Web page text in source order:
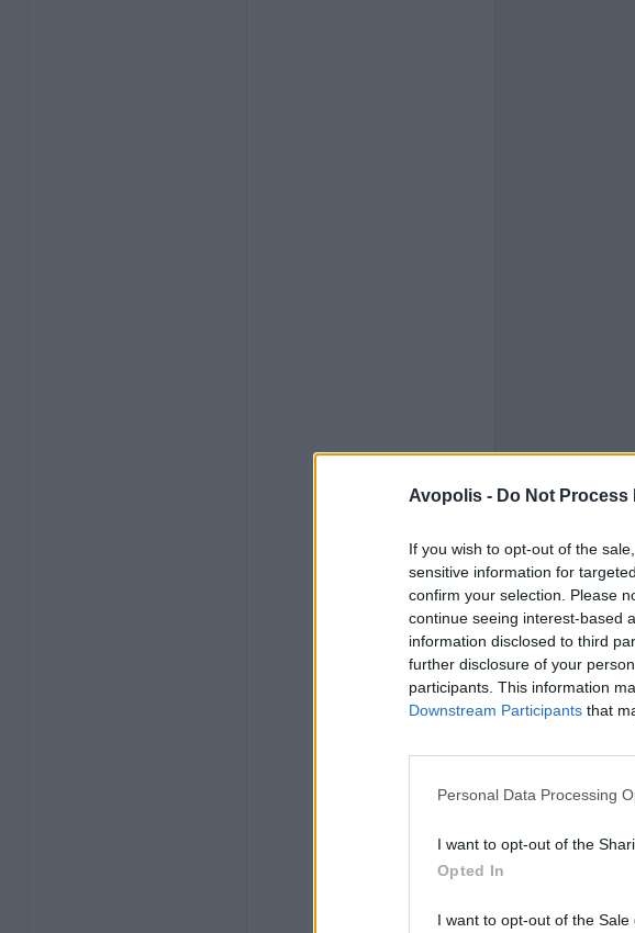
Avopolis - Do Not
If you wish to opt-out of the
sensitive information for
confirm your selection. Please
continue seeing interest-based
information disclosed to third
further disclosure of your
participants. This information
Downstream Participants that
Personal Data Processing
I want to opt-out of the
Opted In
I want to opt-out of the Sale